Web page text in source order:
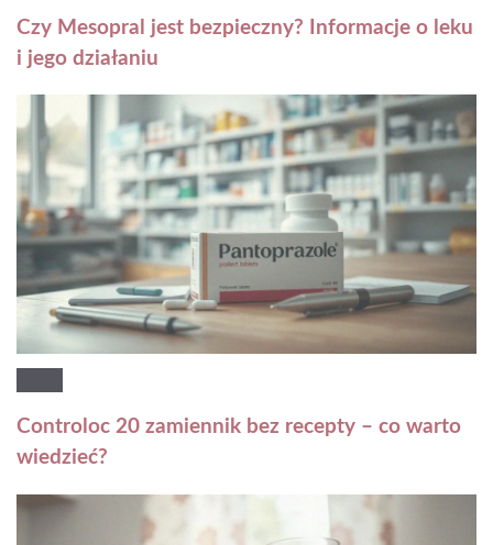
Czy Mesopral jest bezpieczny? Informacje o leku
i jego działaniu
Controloc 20 zamiennik bez recepty – co warto
wiedzieć?